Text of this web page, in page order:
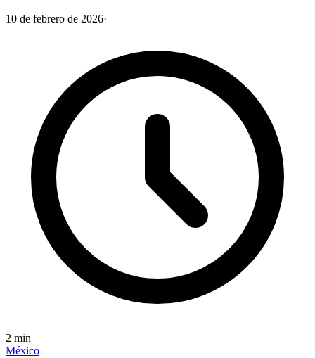
10 de febrero de 2026·
2 min
México